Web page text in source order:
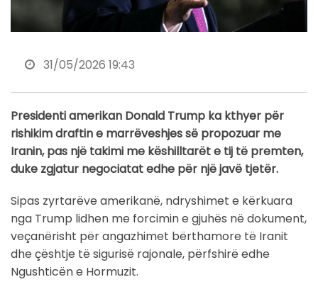
31/05/2026 19:43
Presidenti amerikan Donald Trump ka kthyer për
rishikim draftin e marrëveshjes së propozuar me
Iranin, pas një takimi me këshilltarët e tij të premten,
duke zgjatur negociatat edhe për një javë tjetër.
Sipas zyrtarëve amerikanë, ndryshimet e kërkuara
nga Trump lidhen me forcimin e gjuhës në dokument,
veçanërisht për angazhimet bërthamore të Iranit
dhe çështje të sigurisë rajonale, përfshirë edhe
Ngushticën e Hormuzit.